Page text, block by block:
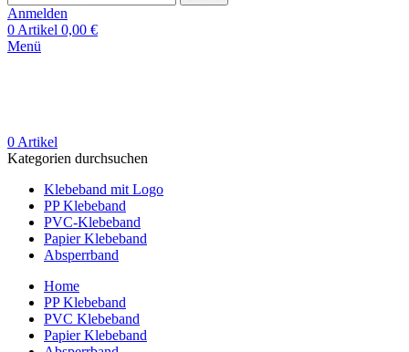
Anmelden
0 Artikel 0,00 €
Menü
0 Artikel
Kategorien durchsuchen
Klebeband mit Logo
PP Klebeband
PVC-Klebeband
Papier Klebeband
Absperrband
Home
PP Klebeband
PVC Klebeband
Papier Klebeband